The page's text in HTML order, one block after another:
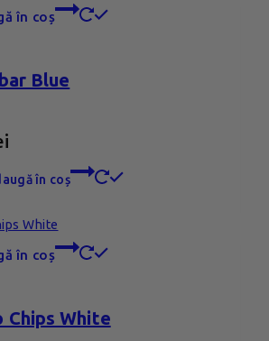
în coș
Blue
în coș
în coș
Chips White